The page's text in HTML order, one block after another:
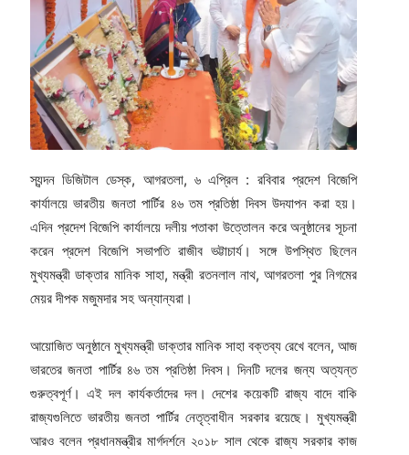
স্যন্দন ডিজিটাল ডেস্ক, আগরতলা, ৬ এপ্রিল : রবিবার প্রদেশ বিজেপি
কার্যালয়ে ভারতীয় জনতা পার্টির ৪৬ তম প্রতিষ্ঠা দিবস উদযাপন করা হয়।
এদিন প্রদেশ বিজেপি কার্যালয়ে দলীয় পতাকা উত্তোলন করে অনুষ্ঠানের সূচনা
করেন প্রদেশ বিজেপি সভাপতি রাজীব ভট্টাচার্য। সঙ্গে উপস্থিত ছিলেন
মুখ্যমন্ত্রী ডাক্তার মানিক সাহা, মন্ত্রী রতনলাল নাথ, আগরতলা পুর নিগমের
মেয়র দীপক মজুমদার সহ অন্যান্যরা।
আয়োজিত অনুষ্ঠানে মুখ্যমন্ত্রী ডাক্তার মানিক সাহা বক্তব্য রেখে বলেন, আজ
ভারতের জনতা পার্টির ৪৬ তম প্রতিষ্ঠা দিবস। দিনটি দলের জন্য অত্যন্ত
গুরুত্বপূর্ণ। এই দল কার্যকর্তাদের দল। দেশের কয়েকটি রাজ্য বাদে বাকি
রাজ্যগুলিতে ভারতীয় জনতা পার্টির নেতৃত্বাধীন সরকার রয়েছে‌। মুখ্যমন্ত্রী
আরও বলেন প্রধানমন্ত্রীর মার্গদর্শনে ২০১৮ সাল থেকে রাজ্য সরকার কাজ